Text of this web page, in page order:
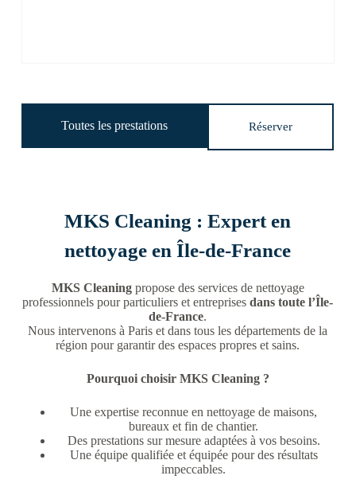
Toutes les prestations Réserver
MKS Cleaning : Expert en
nettoyage en Île-de-France
MKS Cleaningpropose des services de nettoyage
professionnels pour particuliers et entreprisesdans toute l’Île-
de-France.
Nous intervenons à Paris et dans tous les départements de la
région pour garantir des espaces propres et sains.
Pourquoi choisir MKS Cleaning ?
Une expertise reconnue en nettoyage de maisons,
bureaux et fin de chantier.
Des prestations sur mesure adaptées à vos besoins.
Une équipe qualifiée et équipée pour des résultats
impeccables.